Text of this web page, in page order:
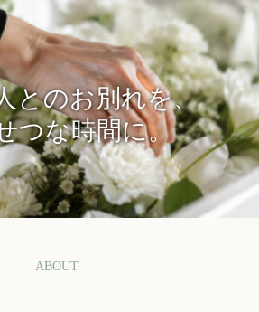
とのお別れを、
つな時間に。
ABOUT